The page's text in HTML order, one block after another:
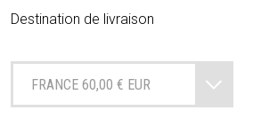
Destination de livraison
FRANCE 60,00 € EUR